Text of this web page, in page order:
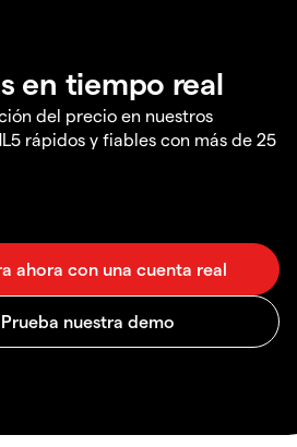
en tiempo real
del precio en nuestros
rápidos y fiables con más de 25